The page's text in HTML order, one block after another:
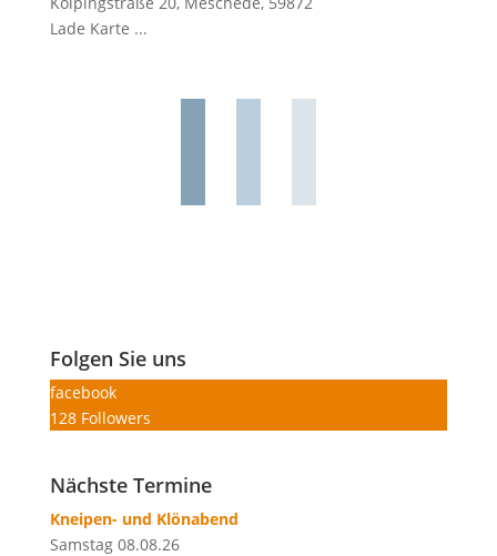
Lade Karte ...
Folgen Sie uns
facebook
128 Followers
Nächste Termine
Kneipen- und Klönabend
Samstag 08.08.26